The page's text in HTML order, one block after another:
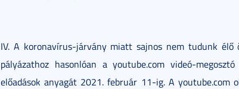
IV. A koronavírus-járvány miatt sajnos nem tudunk
pályázathoz hasonlóan a youtube.com videó-
előadások anyagát 2021. február 11-ig. A youtube.com